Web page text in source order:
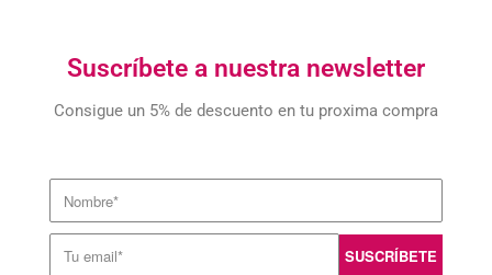
Suscríbete a nuestra newsletter
Consigue un 5% de descuento en tu proxima compra